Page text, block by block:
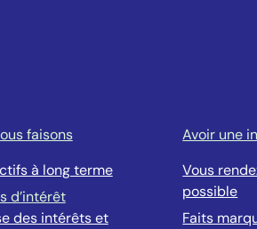
faisons
à long terme
d’intérêt
des intérêts et
Avoir une
Vous
possible
Faits